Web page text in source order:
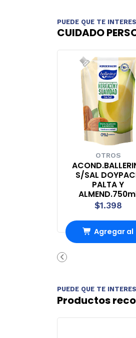
PUEDE QUE TE
CUIDADO
OTROS
S/SAL
PALTA Y
$1.398
Agregar al
PUEDE QUE TE
Productos